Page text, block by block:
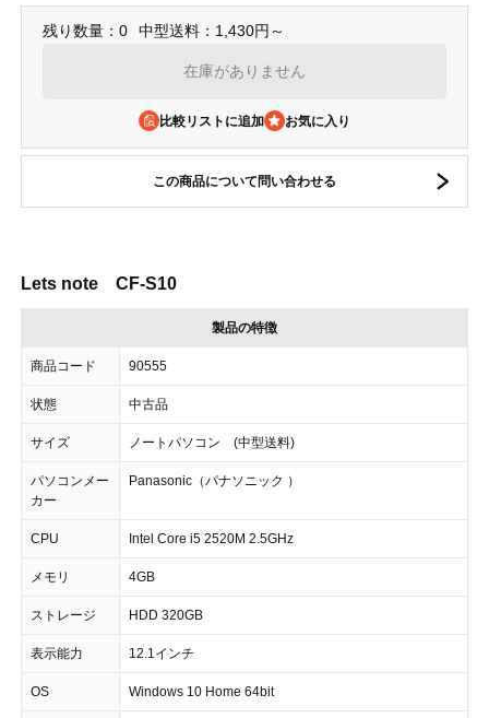
残り数量：0 中型送料：1,430円～
在庫がありません
比較リストに追加
この商品について問い合わせる
Lets note CF-S10
製品の特徴
商品コード 90555
状態 中古品
サイズ ノートパソコン (中型送料)
パソコンメー
カー
Panasonic（パナソニック ）
CPU Intel Core i5 2520M 2.5GHz
メモリ 4GB
ストレージ HDD 320GB
表示能力 12.1インチ
OS Windows 10 Home 64bit